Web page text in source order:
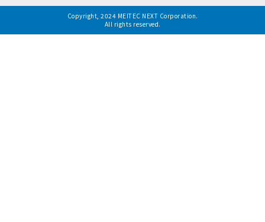
Copyright, 2024 MEITEC NEXT Corporation.
All rights reserved.